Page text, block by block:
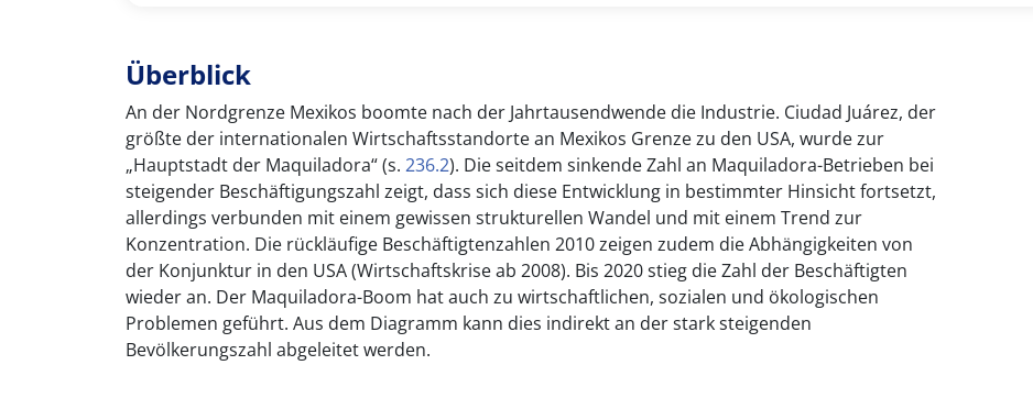
Überblick
An der Nordgrenze Mexikos boomte nach der Jahrtausendwende die Industrie. Ciudad Juárez, der
größte der internationalen Wirtschaftsstandorte an Mexikos Grenze zu den USA, wurde zur
„Hauptstadt der Maquiladora“ (s. 236.2). Die seitdem sinkende Zahl an Maquiladora-Betrieben bei
steigender Beschäftigungszahl zeigt, dass sich diese Entwicklung in bestimmter Hinsicht fortsetzt,
allerdings verbunden mit einem gewissen strukturellen Wandel und mit einem Trend zur
Konzentration. Die rückläufige Beschäftigtenzahlen 2010 zeigen zudem die Abhängigkeiten von
der Konjunktur in den USA (Wirtschaftskrise ab 2008). Bis 2020 stieg die Zahl der Beschäftigten
wieder an. Der Maquiladora-Boom hat auch zu wirtschaftlichen, sozialen und ökologischen
Problemen geführt. Aus dem Diagramm kann dies indirekt an der stark steigenden
Bevölkerungszahl abgeleitet werden.